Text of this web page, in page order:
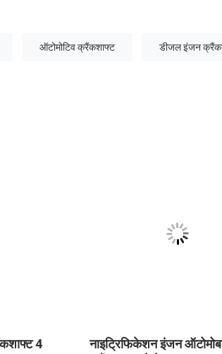
ऑटोमोटिव क्रैंकशाफ्ट डीजल इंजन
4
नाइट्रिफिकेशन इंजन